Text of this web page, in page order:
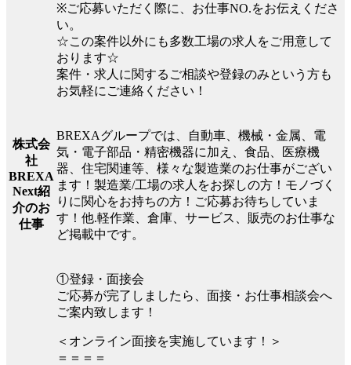
※ご応募いただく際に、お仕事NO.をお伝えくださ
い。
☆この案件以外にも多数工場の求人をご用意して
おります☆
案件・求人に関するご相談や登録のみという方も
お気軽にご連絡ください！
株式会
社
BREXA
Next紹
介のお
仕事
BREXAグループでは、自動車、機械・金属、電
気・電子部品・精密機器に加え、食品、医療機
器、住宅関連等、様々な製造業のお仕事がござい
ます！製造業/工場の求人をお探しの方！モノづく
りに関心をお持ちの方！ご応募お待ちしていま
す！他.軽作業、倉庫、サービス、販売のお仕事な
ど掲載中です。
①登録・面接会
ご応募が完了しましたら、面接・お仕事相談会へ
ご案内致します！
＜オンライン面接を実施しています！＞
＝＝＝＝